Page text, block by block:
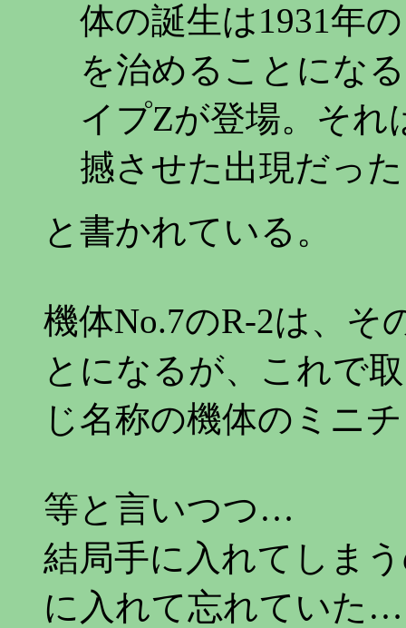
体の誕生は1931年
を治めることにな
イプZが登場。それ
撼させた出現だっ
と書かれている。
機体No.7のR-2は、そ
とになるが、これで
じ名称の機体のミニ
等と言いつつ…
結局手に入れてしま
に入れて忘れていた